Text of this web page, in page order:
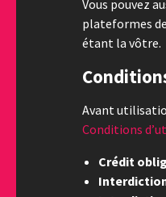
Vous pouvez
plateformes
étant la vôtre.
Avant
Conditions
Crédit